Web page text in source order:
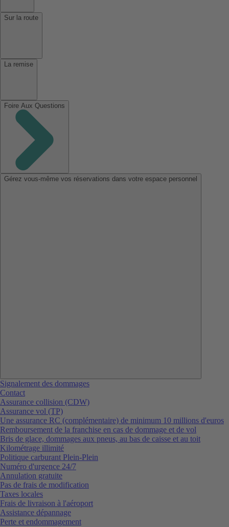
Sur la route
La remise
Foire Aux Questions
Gérez vous-même vos réservations dans votre espace personnel
Signalement des dommages
Contact
Assurance collision (CDW)
Assurance vol (TP)
Une assurance RC (complémentaire) de minimum 10 millions d'euros
Remboursement de la franchise en cas de dommage et de vol
Bris de glace, dommages aux pneus, au bas de caisse et au toit
Kilométrage illimité
Politique carburant Plein-Plein
Numéro d'urgence 24/7
Annulation gratuite
Pas de frais de modification
Taxes locales
Frais de livraison à l'aéroport
Assistance dépannage
Perte et endommagement